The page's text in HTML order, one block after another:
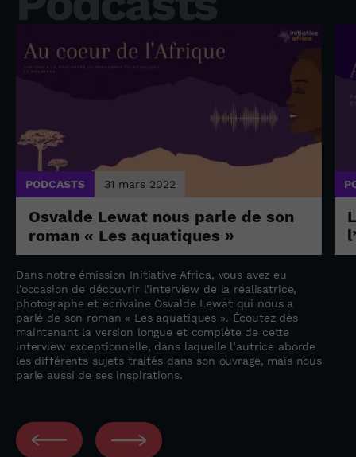
PODCASTS 31 mars 2022
Osvalde Lewat nous parle de son
roman « Les aquatiques »
Dans notre émission Initiative Africa, vous avez eu
l’occasion de découvrir l’interview de la réalisatrice,
photographe et écrivaine Osvalde Lewat qui nous a
parlé de son roman « Les aquatiques ». Écoutez dès
maintenant la version longue et complète de cette
interview exceptionnelle, dans laquelle l’autrice aborde
les différents sujets traités dans son ouvrage, mais nous
parle aussi de ses inspirations.